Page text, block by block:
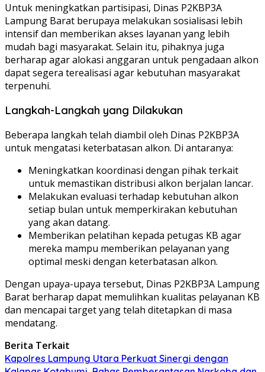
Untuk meningkatkan partisipasi, Dinas P2KBP3A
Lampung Barat berupaya melakukan sosialisasi lebih
intensif dan memberikan akses layanan yang lebih
mudah bagi masyarakat. Selain itu, pihaknya juga
berharap agar alokasi anggaran untuk pengadaan alkon
dapat segera terealisasi agar kebutuhan masyarakat
terpenuhi.
Langkah-Langkah yang Dilakukan
Beberapa langkah telah diambil oleh Dinas P2KBP3A
untuk mengatasi keterbatasan alkon. Di antaranya:
Meningkatkan koordinasi dengan pihak terkait
untuk memastikan distribusi alkon berjalan lancar.
Melakukan evaluasi terhadap kebutuhan alkon
setiap bulan untuk memperkirakan kebutuhan
yang akan datang.
Memberikan pelatihan kepada petugas KB agar
mereka mampu memberikan pelayanan yang
optimal meski dengan keterbatasan alkon.
Dengan upaya-upaya tersebut, Dinas P2KBP3A Lampung
Barat berharap dapat memulihkan kualitas pelayanan KB
dan mencapai target yang telah ditetapkan di masa
mendatang.
Berita Terkait
Kapolres Lampung Utara Perkuat Sinergi dengan